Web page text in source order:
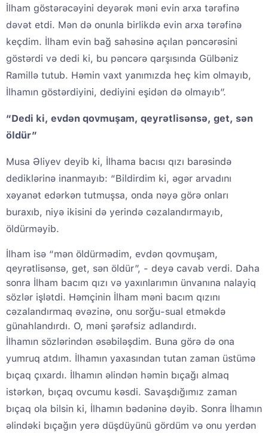
İlham göstərəcəyini deyərək məni evin arxa tərəfinə
dəvət etdi. Mən də onunla birlikdə evin arxa tərəfinə
keçdim. İlham evin bağ sahəsinə açılan pəncərəsini
göstərdi və dedi ki, bu pəncərə qarşısında Gülbəniz
Ramillə tutub. Həmin vaxt yanımızda heç kim olmayıb,
İlhamın göstərdiyini, dediyini eşidən də olmayıb”.
“Dedi ki, evdən qovmuşam, qeyrətlisənsə, get, sən
öldür”
Musa Əliyev deyib ki, İlhama bacısı qızı barəsində
dediklərinə inanmayıb: “Bildirdim ki, əgər arvadını
xəyanət edərkən tutmuşsa, onda nəyə görə onları
buraxıb, niyə ikisini də yerində cəzalandırmayıb,
öldürməyib.
İlham isə “mən öldürmədim, evdən qovmuşam,
qeyrətlisənsə, get, sən öldür”, - deyə cavab verdi. Daha
sonra İlham bacım qızı və yaxınlarımın ünvanına nalayiq
sözlər işlətdi. Həmçinin İlham məni bacım qızını
cəzalandırmaq əvəzinə, onu sorğu-sual etməkdə
günahlandırdı. O, məni şərəfsiz adlandırdı.
İlhamın sözlərindən əsəbiləşdim. Buna görə də ona
yumruq atdım. İlhamın yaxasından tutan zaman üstümə
bıçaq çıxardı. İlhamın əlindən həmin bıçağı almaq
istərkən, bıçaq ovcumu kəsdi. Savaşdığımız zaman
bıçaq ola bilsin ki, İlhamın bədəninə dəyib. Sonra İlhamın
əlindəki bıçağın yerə düşdüyünü gördüm və onu yerdən